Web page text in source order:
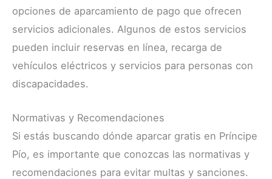
opciones de aparcamiento de pago que ofrecen
servicios adicionales. Algunos de estos servicios
pueden incluir reservas en línea, recarga de
vehículos eléctricos y servicios para personas con
discapacidades.
Normativas y Recomendaciones
Si estás buscando dónde aparcar gratis en Príncipe
Pío, es importante que conozcas las normativas y
recomendaciones para evitar multas y sanciones.